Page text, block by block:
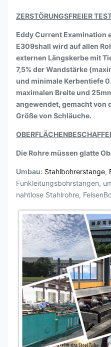
ZERSTÖRUNGSFREIER
Eddy Current Examination
E309shall wird auf allen
externen Längskerbe mit
7,5% der Wandstärke
und minimale Kerbentiefe
maximalen Breite und
angewendet, gemacht von
Größe von Schläuche.
Die Rohre müssen glatte
Umbau: Stahlbohrerstange,
Funkleitungsbohrstangen,
nahtlose Stahlrohre,